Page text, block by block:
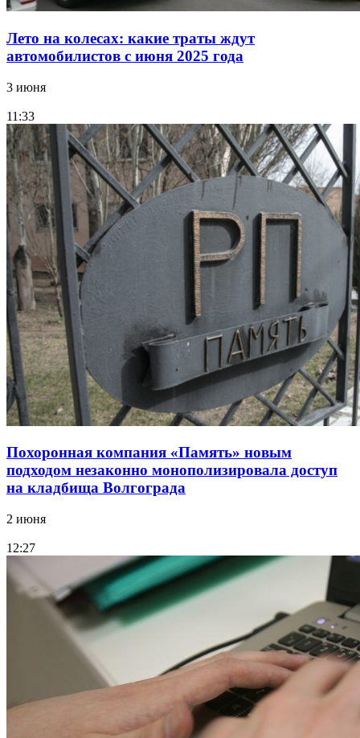
Лето на колесах: какие траты ждут
автомобилистов с июня 2025 года
3 июня
11:33
Похоронная компания «Память» новым
подходом незаконно монополизировала доступ
на кладбища Волгограда
2 июня
12:27